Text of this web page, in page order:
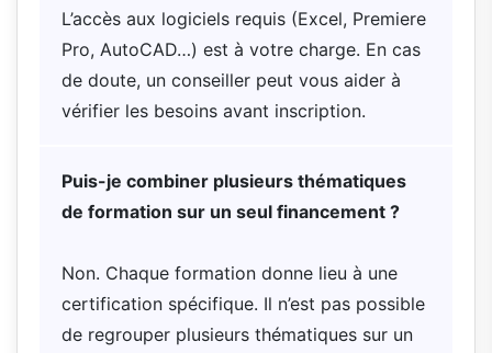
L’accès aux logiciels requis (Excel, Premiere
Pro, AutoCAD…) est à votre charge. En cas
de doute, un conseiller peut vous aider à
vérifier les besoins avant inscription.
Puis-je combiner plusieurs thématiques
de formation sur un seul financement ?
Non. Chaque formation donne lieu à une
certification spécifique. Il n’est pas possible
de regrouper plusieurs thématiques sur un